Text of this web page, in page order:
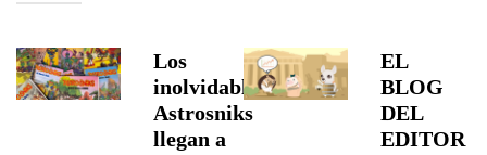
Los
inolvidables
Astrosniks
llegan a
EL
BLOG
DEL
EDITOR